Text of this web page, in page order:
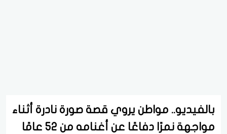
بالفيديو.. مواطن يروي قصة صورة نادرة أثناء
مواجهة نمرًا دفاعًا عن أغنامه من 52 عامًا